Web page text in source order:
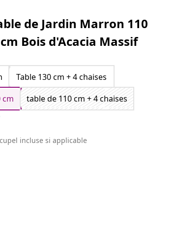
de Jardin Marron 110
Bois d'Acacia Massif
Table 130 cm + 4 chaises
cm
table de 110 cm + 4 chaises
incluse si applicable